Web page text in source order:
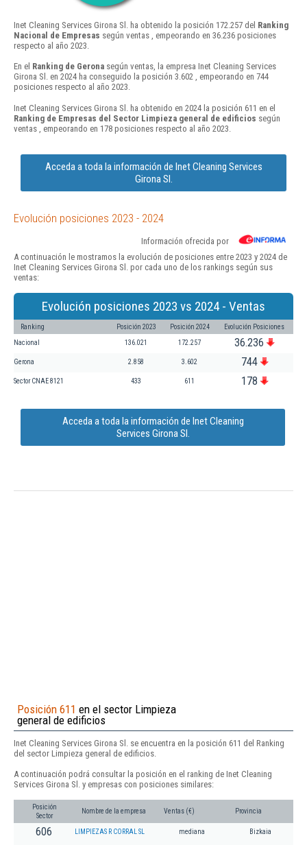
Inet Cleaning Services Girona Sl. ha obtenido la posición 172.257 del Ranking
Nacional de Empresas según ventas , empeorando en 36.236 posiciones
respecto al año 2023.
En el Ranking de Gerona según ventas, la empresa Inet Cleaning Services
Girona Sl. en 2024 ha conseguido la posición 3.602 , empeorando en 744
posiciones respecto al año 2023.
Inet Cleaning Services Girona Sl. ha obtenido en 2024 la posición 611 en el
Ranking de Empresas del Sector Limpieza general de edificios según
ventas , empeorando en 178 posiciones respecto al año 2023.
Acceda a toda la información de Inet Cleaning Services
Girona Sl.
Evolución posiciones 2023 - 2024
Información ofrecida por
A continuación le mostramos la evolución de posiciones entre 2023 y 2024 de
Inet Cleaning Services Girona Sl. por cada uno de los rankings según sus
ventas:
Evolución posiciones 2023 vs 2024 - Ventas
Ranking Posición 2023 Posición 2024 Evolución Posiciones
Nacional 136.021 172.257 36.236
Gerona 2.858 3.602 744
Sector CNAE 8121 433 611 178
Acceda a toda la información de Inet Cleaning
Services Girona Sl.
Posición 611 en el sector Limpieza
general de edificios
Inet Cleaning Services Girona Sl. se encuentra en la posición 611 del Ranking
del sector Limpieza general de edificios.
A continuación podrá consultar la posición en el ranking de Inet Cleaning
Services Girona Sl. y empresas con posiciones similares:
Posición
Sector
Nombre de la empresa Ventas (€) Provincia
606 LIMPIEZAS R CORRAL SL mediana Bizkaia